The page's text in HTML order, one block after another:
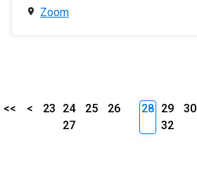
Zoom
<< < 23 24 25
26
27
28 29 30
32